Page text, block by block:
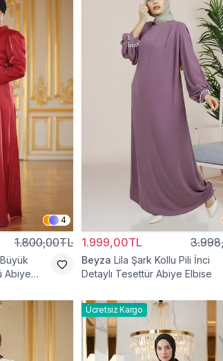
4
1.800,00TL
Abiye
1.999,00TL
Beyza Lila Şark Kollu Pili İnci
Detaylı Tesettür Abiye Elbise
Ücretsiz Kargo